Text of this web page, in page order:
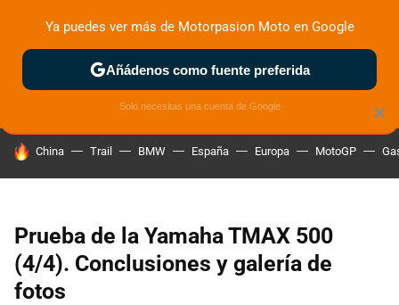
ZONA DE PRUEBAS DEPORTIVAS MOTOS ELÉCTRICAS
HOY SE HABLA DE
China Trail BMW España Europa MotoGP
Prueba de la Yamaha TMAX 500
(4/4). Conclusiones y galería de
fotos
×
Ya puedes ver más de Motorpasion Moto en Google
Añádenos como fuente preferida
Solo necesitas una cuenta de Google